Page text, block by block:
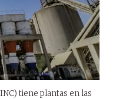
tiene plantas en las